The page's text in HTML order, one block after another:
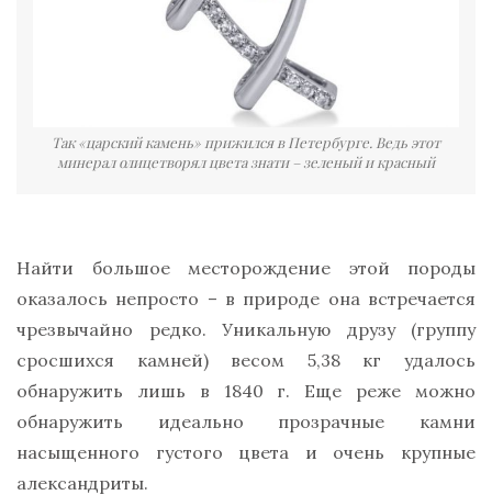
Так «царский камень» прижился в Петербурге. Ведь этот
минерал олицетворял цвета знати – зеленый и красный
Найти большое месторождение этой породы
оказалось непросто – в природе она встречается
чрезвычайно редко. Уникальную друзу (группу
сросшихся камней) весом 5,38 кг удалось
обнаружить лишь в 1840 г. Еще реже можно
обнаружить идеально прозрачные камни
насыщенного густого цвета и очень крупные
александриты.